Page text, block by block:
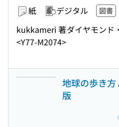
紙 デジタル 図書
kukkameri 著ダイヤモンド
<Y77-M2074>
地球の歩き方
版